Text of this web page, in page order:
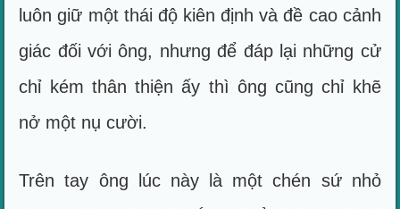
luôn giữ một thái độ kiên định và đề cao cảnh
giác đối với ông, nhưng để đáp lại những cử
chỉ kém thân thiện ấy thì ông cũng chỉ khẽ
nở một nụ cười.
Trên tay ông lúc này là một chén sứ nhỏ